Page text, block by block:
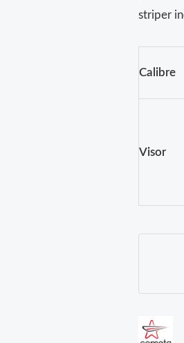
striper
Calibre
Visor